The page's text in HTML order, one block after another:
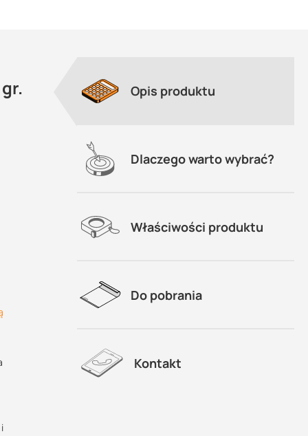
Opis produktu
Dlaczego warto wybrać?
Właściwości produktu
Do pobrania
Kontakt